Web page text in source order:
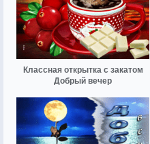
Классная открытка с закатом
Добрый вечер